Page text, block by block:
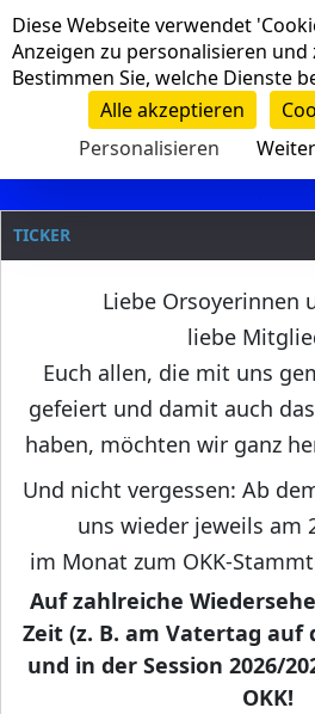
Navigation
Clanname
TICKER
Liebe Orsoyerinnen
liebe
Euch allen, die mit uns
gefeiert und damit auch
haben, möchten wir ganz
Und nicht vergessen: Ab
uns wieder jeweils am
im Monat zum OKK-
Auf zahlreiche
Zeit (z. B. am Vatertag auf
und in der Session 2026/
OKK!
Cookie-Einstellungen
Diese Webseite verwendet
Anzeigen zu personalisieren und
Bestimmen Sie, welche Dienste
Alle akzeptieren
Personalisieren